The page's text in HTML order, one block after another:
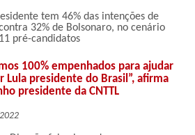
tem 46% das intenções de
32% de Bolsonaro, no cenário
pré-candidatos
100% empenhados para ajudar
Lula presidente do Brasil”, afirma
presidente da CNTTL